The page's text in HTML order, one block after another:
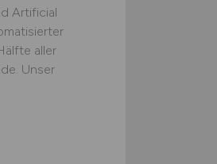
Artificial
aller
Unser